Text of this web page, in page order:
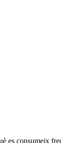
es consumeix